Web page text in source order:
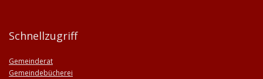
Schnellzugriff
Gemeinderat
Gemeindebücherei